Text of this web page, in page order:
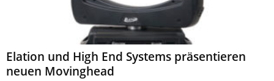
Elation und High End Systems präsentieren
neuen Movinghead